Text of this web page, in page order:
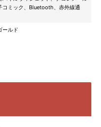
コミック、Bluetooth、赤外線通
ールド